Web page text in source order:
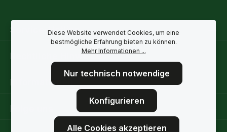
Service-Hotline
Rechtliche Hinweise
Informationen
Folge uns
Diese Website verwendet Cookies, um eine
bestmögliche Erfahrung bieten zu können.
Mehr Informationen ...
Nur technisch notwendige
Konfigurieren
Alle Cookies akzeptieren